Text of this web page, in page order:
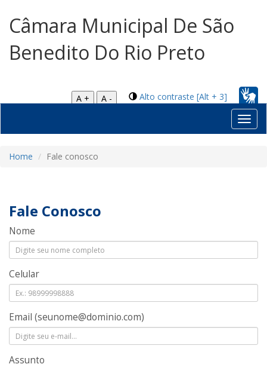
Câmara Municipal De São
Benedito Do Rio Preto
Alto contraste [Alt + 3]
A +
A -
Home Fale conosco
Fale Conosco
Nome
Celular
Email (seunome@dominio.com)
Assunto